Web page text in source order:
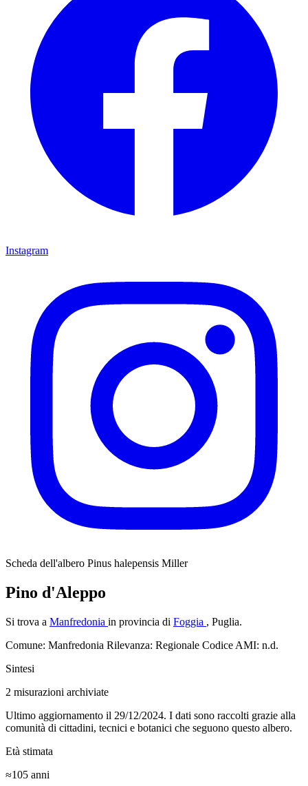
Instagram
Scheda dell'albero Pinus halepensis Miller
Pino d'Aleppo
Si trova a Manfredonia in provincia di Foggia , Puglia.
Comune: Manfredonia Rilevanza: Regionale Codice AMI: n.d.
Sintesi
2 misurazioni archiviate
Ultimo aggiornamento il 29/12/2024. I dati sono raccolti grazie alla
comunità di cittadini, tecnici e botanici che seguono questo albero.
Età stimata
≈105 anni